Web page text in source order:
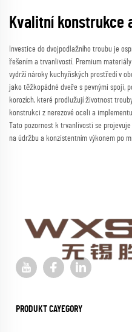
Kvalitní konstrukce
Investice do dvojpodlažního troubu je
řešením a trvanlivostí. Premium
vydrží nároky kuchyňských prostředí v
jako těžkopádné dveře s pevnými spoji,
korozích, které prodlužují životnost
konstrukci z nerezové oceli a
Tato pozornost k trvanlivosti se
na údržbu a konzistentním výkonem po
PRODUKT CAYEGORY